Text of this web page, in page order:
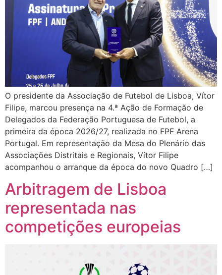
O presidente da Associação de Futebol de Lisboa, Vítor
Filipe, marcou presença na 4.ª Ação de Formação de
Delegados da Federação Portuguesa de Futebol, a
primeira da época 2026/27, realizada no FPF Arena
Portugal. Em representação da Mesa do Plenário das
Associações Distritais e Regionais, Vítor Filipe
acompanhou o arranque da época do novo Quadro […]
Arbitragem de Lisboa
representada nas
competições europeias